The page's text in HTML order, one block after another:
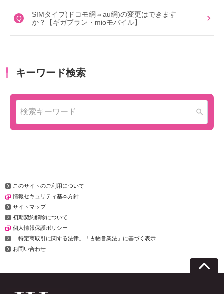
Q
SIMタイプ(ドコモ網⇔au網)の変更はできます
か？【ギガプラン・mioモバイル】
このサイトのご利用について
情報セキュリティ基本方針
サイトマップ
初期契約解除について
個人情報保護ポリシー
「特定商取引に関する法律」「古物営業法」に基づく表示
お問い合わせ